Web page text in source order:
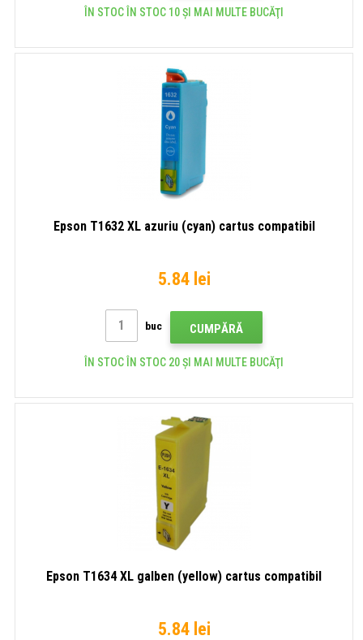
ÎN STOC ÎN STOC 10 ȘI MAI MULTE BUCĂŢI
Epson T1632 XL azuriu (cyan) cartus compatibil
5.84 lei
buc CUMPĂRĂ
ÎN STOC ÎN STOC 20 ȘI MAI MULTE BUCĂŢI
Epson T1634 XL galben (yellow) cartus compatibil
5.84 lei